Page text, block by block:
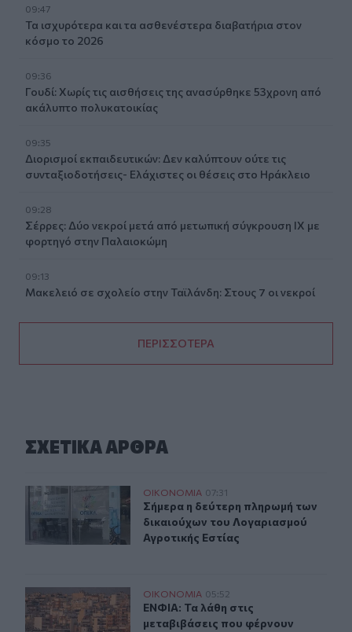
09:47
Τα ισχυρότερα και τα ασθενέστερα διαβατήρια στον
κόσμο το 2026
09:36
Γουδί: Χωρίς τις αισθήσεις της ανασύρθηκε 53χρονη από
ακάλυπτο πολυκατοικίας
09:35
Διορισμοί εκπαιδευτικών: Δεν καλύπτουν ούτε τις
συνταξιοδοτήσεις- Ελάχιστες οι θέσεις στο Ηράκλειο
09:28
Σέρρες: Δύο νεκροί μετά από μετωπική σύγκρουση ΙΧ με
φορτηγό στην Παλαιοκώμη
09:13
Μακελειό σε σχολείο στην Ταϊλάνδη: Στους 7 οι νεκροί
ΠΕΡΙΣΣΟΤΕΡΑ
ΣΧΕΤΙΚA AΡΘΡΑ
Σήμερα η δεύτερη πληρωμή των δικαιούχων του
ΟΙΚΟΝΟΜΙΑ 07:31
Σήμερα η δεύτερη πληρωμή των
Σήμερα η δεύτερη πληρωμή των
δικαιούχων του Λογαριασμού
Αγροτικής Εστίας
ΕΝΦΙΑ: Τα λάθη στις μεταβιβάσεις που φέρνουν
ΟΙΚΟΝΟΜΙΑ 05:52
ΕΝΦΙΑ: Τα λάθη στις
ΕΝΦΙΑ: Τα λάθη στις
μεταβιβάσεις που φέρνουν